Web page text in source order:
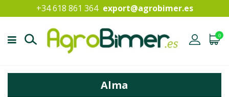
+34 618 861 364 export@agrobimer.es
0
Alma